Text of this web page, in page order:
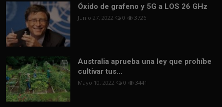
Óxido de grafeno y 5G a LOS 26 GHz
Junio 27, 2022 0 3726
Australia aprueba una ley que prohíbe
cultivar tus...
Mayo 10, 2022 0 3441